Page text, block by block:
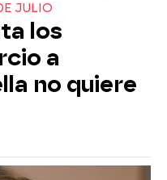
JULIO
los
a
no quiere